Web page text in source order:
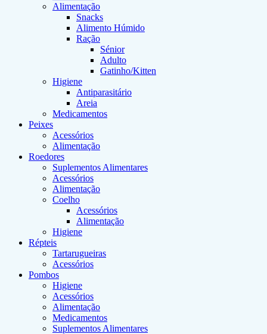
Alimentação
Snacks
Alimento Húmido
Ração
Sénior
Adulto
Gatinho/Kitten
Higiene
Antiparasitário
Areia
Medicamentos
Peixes
Acessórios
Alimentação
Roedores
Suplementos Alimentares
Acessórios
Alimentação
Coelho
Acessórios
Alimentação
Higiene
Répteis
Tartarugueiras
Acessórios
Pombos
Higiene
Acessórios
Alimentação
Medicamentos
Suplementos Alimentares